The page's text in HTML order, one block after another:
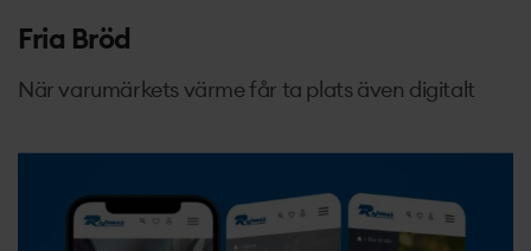
Fria Bröd
När varumärkets värme får ta plats även digitalt